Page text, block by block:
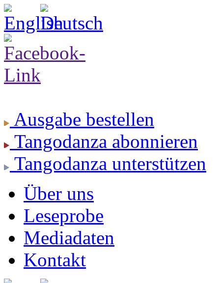
Ausgabe bestellen
Tangodanza abonnieren
Tangodanza unterstützen
Über uns
Leseprobe
Mediadaten
Kontakt